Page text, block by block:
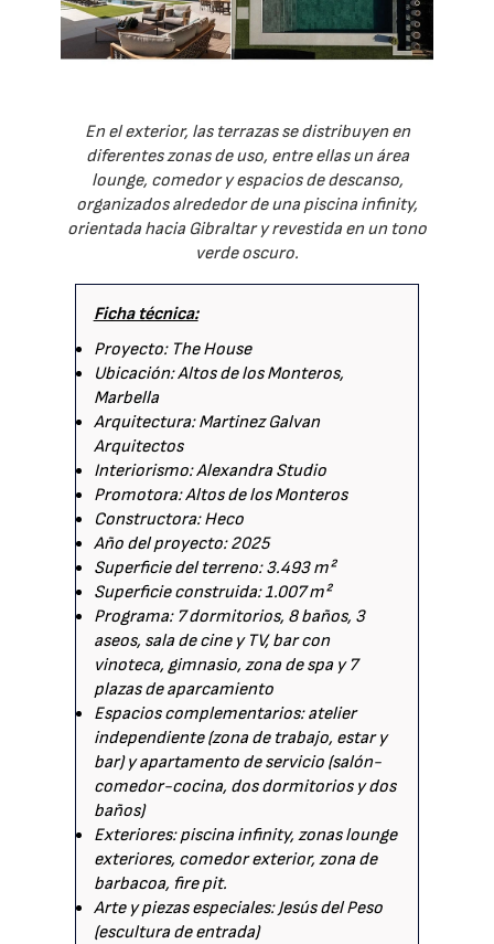
En el exterior, las terrazas se distribuyen en
diferentes zonas de uso, entre ellas un área
lounge, comedor y espacios de descanso,
organizados alrededor de una piscina infinity,
orientada hacia Gibraltar y revestida en un tono
verde oscuro.
Ficha técnica:
Proyecto: The House
Ubicación: Altos de los Monteros,
Marbella
Arquitectura: Martinez Galvan
Arquitectos
Interiorismo: Alexandra Studio
Promotora: Altos de los Monteros
Constructora: Heco
Año del proyecto: 2025
Superficie del terreno: 3.493 m²
Superficie construida: 1.007 m²
Programa: 7 dormitorios, 8 baños, 3
aseos, sala de cine y TV, bar con
vinoteca, gimnasio, zona de spa y 7
plazas de aparcamiento
Espacios complementarios: atelier
independiente (zona de trabajo, estar y
bar) y apartamento de servicio (salón-
comedor-cocina, dos dormitorios y dos
baños)
Exteriores: piscina infinity, zonas lounge
exteriores, comedor exterior, zona de
barbacoa, fire pit.
Arte y piezas especiales: Jesús del Peso
(escultura de entrada)